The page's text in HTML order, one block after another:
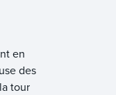
en
des
tour